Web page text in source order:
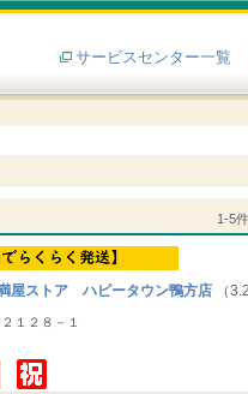
サービスセンター一覧
1-5
ストア ハピータウン鴨方店 （
１２８－１